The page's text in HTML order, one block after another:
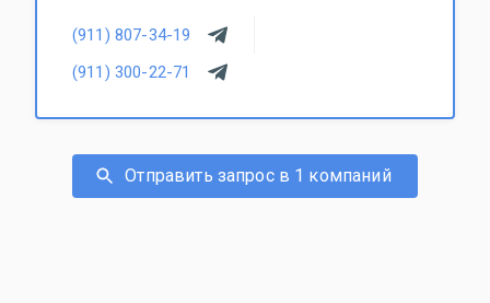
(911) 807-34-19
(911) 300-22-71
Отправить запрос в 1 компаний